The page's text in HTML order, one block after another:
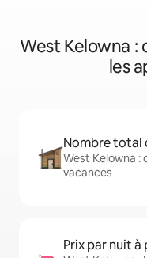
West Kelowna :
les
Nombre total
West Kelowna :
vacances
Prix par nuit